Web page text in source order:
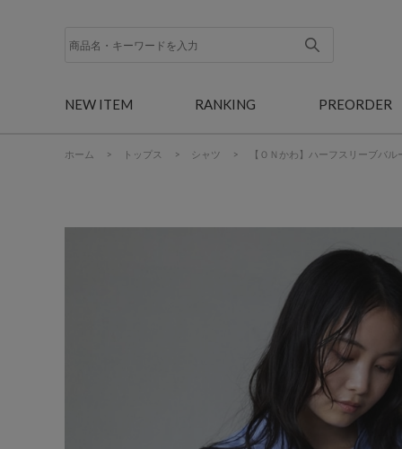
NEW ITEM RANKING PREORDER
ホーム > トップス > シャツ > 【ＯＮかわ】ハーフスリーブバ